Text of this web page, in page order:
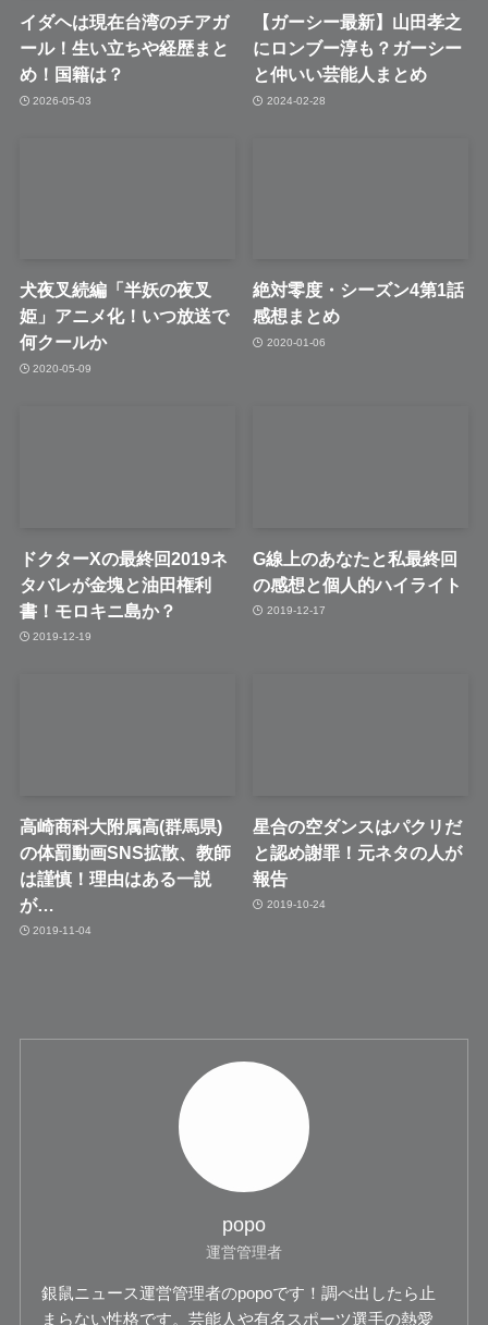
イダヘは現在台湾のチアガ
ール！生い立ちや経歴まと
め！国籍は？
2026-05-03
【ガーシー最新】山田孝之
にロンブー淳も？ガーシー
と仲いい芸能人まとめ
2024-02-28
犬夜叉続編「半妖の夜叉
姫」アニメ化！いつ放送で
何クールか
2020-05-09
絶対零度・シーズン4第1話
感想まとめ
2020-01-06
ドクターXの最終回2019ネ
タバレが金塊と油田権利
書！モロキニ島か？
2019-12-19
G線上のあなたと私最終回
の感想と個人的ハイライト
2019-12-17
高崎商科大附属高(群馬県)
の体罰動画SNS拡散、教師
は謹慎！理由はある一説
が…
2019-11-04
星合の空ダンスはパクリだ
と認め謝罪！元ネタの人が
報告
2019-10-24
popo
運営管理者
銀鼠ニュース運営管理者のpopoです！調べ出したら止
まらない性格です。芸能人や有名スポーツ選手の熱愛